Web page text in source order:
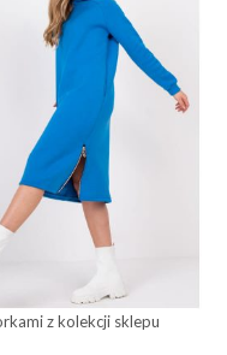
z kolekcji sklepu